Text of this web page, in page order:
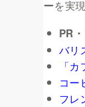
ーを実
PR
バリ
「
コー
フレ